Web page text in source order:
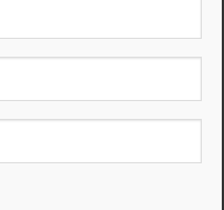
mềm độc hại.
điện thoại hoặc
bạn nên chạy quét
một số